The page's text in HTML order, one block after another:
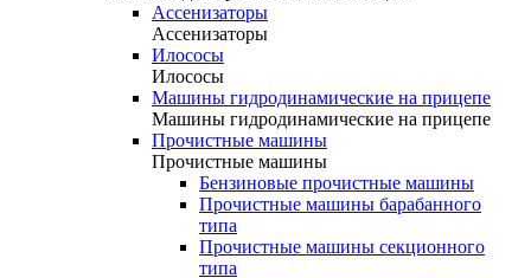
Ассенизаторы
Ассенизаторы
Илососы
Илососы
Машины гидродинамические на прицепе
Машины гидродинамические на прицепе
Прочистные машины
Прочистные машины
Бензиновые прочистные машины
Прочистные машины барабанного
типа
Прочистные машины секционного
типа